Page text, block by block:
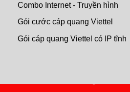
Combo Internet - Truyền hình
Gói cước cáp quang Viettel
Gói cáp quang Viettel có IP tĩnh